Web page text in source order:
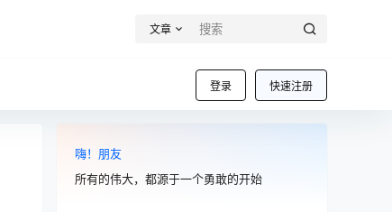
文章
登录 快速注册
嗨！朋友
所有的伟大，都源于一个勇敢的开始